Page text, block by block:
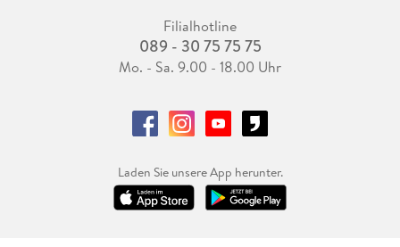
Filialhotline
089 - 30 75 75 75
Mo. - Sa. 9.00 - 18.00 Uhr
Laden Sie unsere App herunter.